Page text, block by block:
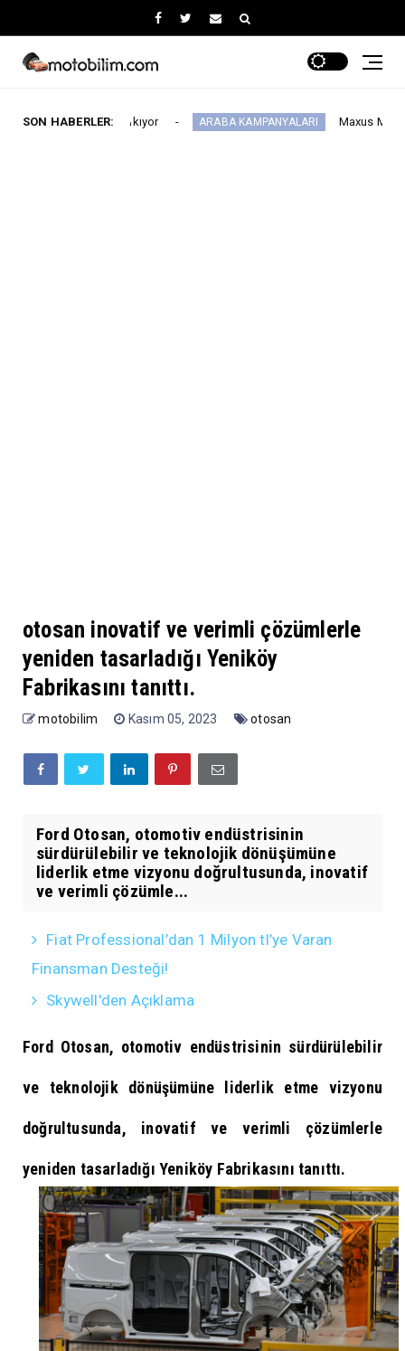
SON HABERLER:
64'e çıkıyor ARABA KAMPANYALARI Maxus Modellerinde
otosan inovatif ve verimli çözümlerle
yeniden tasarladığı Yeniköy
Fabrikasını tanıttı.
motobilim Kasım 05, 2023 otosan
Ford Otosan, otomotiv endüstrisinin
sürdürülebilir ve teknolojik dönüşümüne
liderlik etme vizyonu doğrultusunda, inovatif
ve verimli çözümle...
Fiat Professional’dan 1 Milyon tl’ye Varan
Finansman Desteği!
Skywell'den Açıklama
Ford Otosan, otomotiv endüstrisinin sürdürülebilir
ve teknolojik dönüşümüne liderlik etme vizyonu
doğrultusunda, inovatif ve verimli çözümlerle
yeniden tasarladığı Yeniköy Fabrikasını tanıttı.